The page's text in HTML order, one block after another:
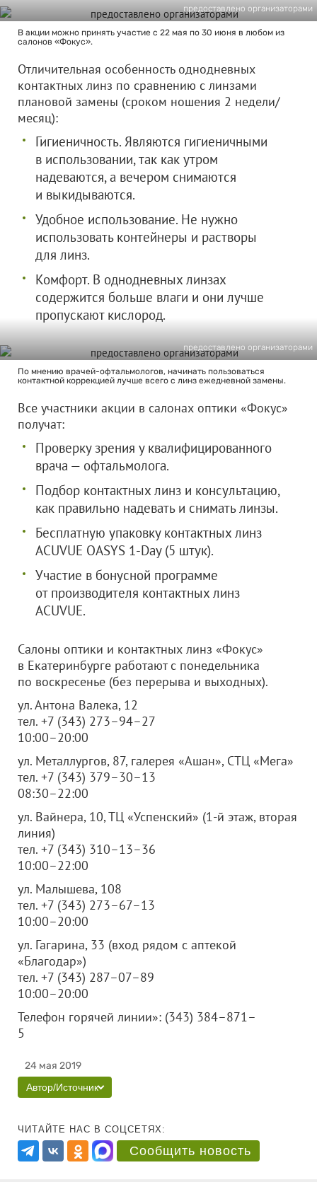
предоставлено организаторами
В акции можно принять участие с 22 мая по 30 июня в любом из
салонов «Фокус».
Отличительная особенность однодневных
контактных линз по сравнению с линзами
плановой замены (сроком ношения 2 недели/
месяц):
Гигиеничность. Являются гигиеничными
в использовании, так как утром
надеваются, а вечером снимаются
и выкидываются.
Удобное использование. Не нужно
использовать контейнеры и растворы
для линз.
Комфорт. В однодневных линзах
содержится больше влаги и они лучше
пропускают кислород.
предоставлено организаторами
По мнению врачей-офтальмологов, начинать пользоваться
контактной коррекцией лучше всего с линз ежедневной замены.
Все участники акции в салонах оптики «Фокус»
получат:
Проверку зрения у квалифицированного
врача — офтальмолога.
Подбор контактных линз и консультацию,
как правильно надевать и снимать линзы.
Бесплатную упаковку контактных линз
ACUVUE OASYS 1-Day (5 штук).
Участие в бонусной программе
от производителя контактных линз
ACUVUE.
Салоны оптики и контактных линз «Фокус»
в Екатеринбурге работают c понедельника
по воскресенье (без перерыва и выходных).
ул. Антона Валека, 12
тел. +7 (343) 273–94–27
10:00–20:00
ул. Металлургов, 87, галерея «Ашан», СТЦ «Мега»
тел. +7 (343) 379–30–13
08:30–22:00
ул. Вайнера, 10, ТЦ «Успенский» (1-й этаж, вторая
линия)
тел. +7 (343) 310–13–36
10:00–22:00
ул. Малышева, 108
тел. +7 (343) 273–67–13
10:00–20:00
ул. Гагарина, 33 (вход рядом с аптекой
«Благодар»)
тел. +7 (343) 287–07–89
10:00–20:00
Телефон горячей линии»: (343) 384–871–
5
24 мая 2019
Автор/Источник
ЧИТАЙТЕ НАС В СОЦСЕТЯХ:
Сообщить новость